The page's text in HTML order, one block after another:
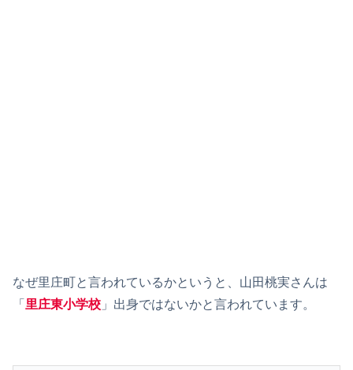
なぜ里庄町と言われているかというと、山田桃実さんは
「 里庄東小学校 」出身ではないかと言われています。